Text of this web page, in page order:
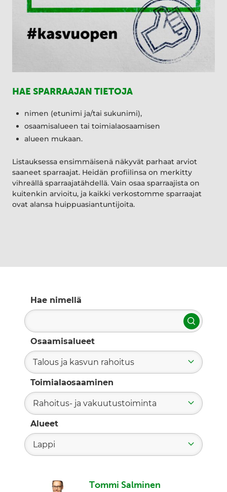
HAE SPARRAAJAN TIETOJA
nimen (etunimi ja/tai sukunimi),
osaamisalueen tai toimialaosaamisen
alueen mukaan.
Listauksessa ensimmäisenä näkyvät parhaat arviot
saaneet sparraajat. Heidän profiilinsa on merkitty
vihreällä sparraajatähdellä. Vain osaa sparraajista on
kuitenkin arvioitu, ja kaikki verkostomme sparraajat
ovat alansa huippuasiantuntijoita.
Hae nimellä
Hae
Osaamisalueet
Talous ja kasvun rahoitus
Toimialaosaaminen
Rahoitus- ja vakuutustoiminta
Alueet
Lappi
Tommi Salminen